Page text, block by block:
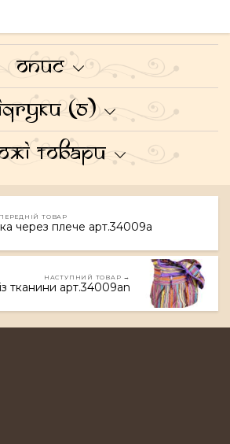
Опис
(0)
товари
ТОВАР
через плече арт.34009a
НАСТУПНИЙ ТОВАР →
тканини арт.34009an